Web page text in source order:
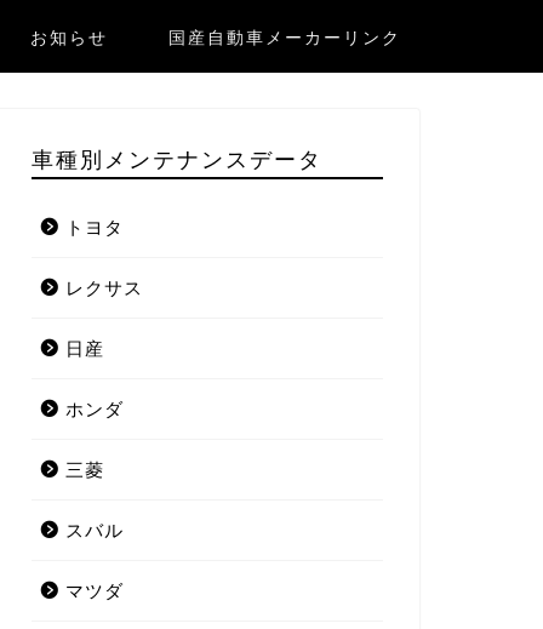
お知らせ 国産自動車メーカーリンク
車種別メンテナンスデータ
トヨタ
レクサス
日産
ホンダ
三菱
スバル
マツダ